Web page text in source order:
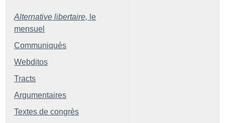
Alternative libertaire, le
mensuel
Communiqués
Webditos
Tracts
Argumentaires
Textes de congrès